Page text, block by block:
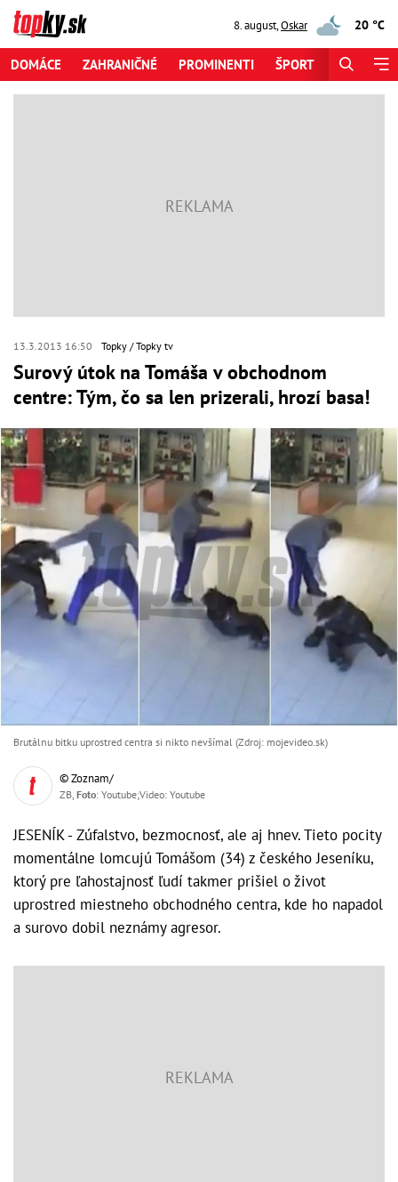
8. august,Oskar 20 °C
DOMÁCE ZAHRANIČNÉ PROMINENTI ŠPORT
13.3.2013 16:50 Topky Topky tv
Surový útok na Tomáša v obchodnom
centre: Tým, čo sa len prizerali, hrozí basa!
Brutálnu bitku uprostred centra si nikto nevšímal (Zdroj: mojevideo.sk)
© Zoznam/
ZB, Foto: Youtube;Video: Youtube
JESENÍK - Zúfalstvo, bezmocnosť, ale aj hnev. Tieto pocity
momentálne lomcujú Tomášom (34) z českého Jeseníku,
ktorý pre ľahostajnosť ľudí takmer prišiel o život
uprostred miestneho obchodného centra, kde ho napadol
a surovo dobil neznámy agresor.